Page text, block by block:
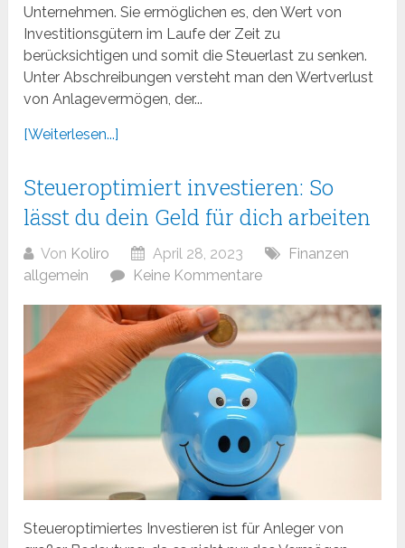
Unternehmen. Sie ermöglichen es, den Wert von
Investitionsgütern im Laufe der Zeit zu
berücksichtigen und somit die Steuerlast zu senken.
Unter Abschreibungen versteht man den Wertverlust
von Anlagevermögen, der...
[Weiterlesen...]
Steueroptimiert investieren: So
lässt du dein Geld für dich arbeiten
Von Koliro April 28, 2023
Finanzen
allgemein
Keine Kommentare
Steueroptimiertes Investieren ist für Anleger von